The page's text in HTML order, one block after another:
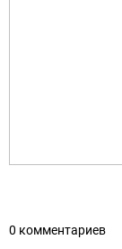
0 комментариев